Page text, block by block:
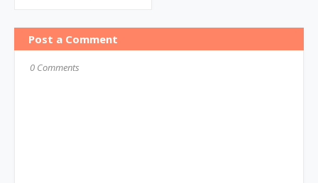
Post a Comment
0 Comments